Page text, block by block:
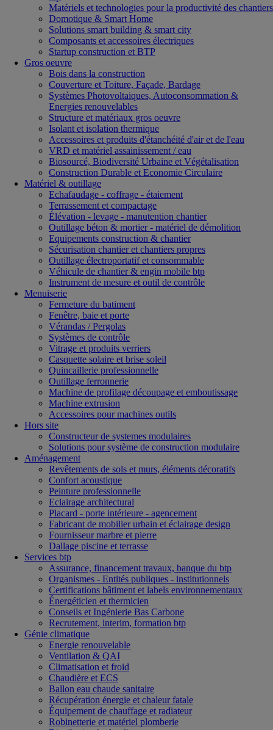
Matériels et technologies pour la productivité des chantiers
Domotique & Smart Home
Solutions smart building & smart city
Composants et accessoires électriques
Startup construction et BTP
Gros oeuvre
Bois dans la construction
Couverture et Toiture, Façade, Bardage
Systèmes Photovoltaiques, Autoconsommation &
Energies renouvelables
Structure et matériaux gros oeuvre
Isolant et isolation thermique
Accessoires et produits d'étanchéité d'air et de l'eau
VRD et matériel assainissement / eau
Biosourcé, Biodiversité Urbaine et Végétalisation
Construction Durable et Economie Circulaire
Matériel & outillage
Echafaudage - coffrage - étaiement
Terrassement et compactage
Élévation - levage - manutention chantier
Outillage béton & mortier - matériel de démolition
Equipements construction & chantier
Sécurisation chantier et chantiers propres
Outillage électroportatif et consommable
Véhicule de chantier & engin mobile btp
Instrument de mesure et outil de contrôle
Menuiserie
Fermeture du batiment
Fenêtre, baie et porte
Vérandas / Pergolas
Systèmes de contrôle
Vitrage et produits verriers
Casquette solaire et brise soleil
Quincaillerie professionnelle
Outillage ferronnerie
Machine de profilage découpage et emboutissage
Machine extrusion
Accessoires pour machines outils
Hors site
Constructeur de systemes modulaires
Solutions pour système de construction modulaire
Aménagement
Revêtements de sols et murs, éléments décoratifs
Confort acoustique
Peinture professionnelle
Eclairage architectural
Placard - porte intérieure - agencement
Fabricant de mobilier urbain et éclairage design
Fournisseur marbre et pierre
Dallage piscine et terrasse
Services btp
Assurance, financement travaux, banque du btp
Organismes - Entités publiques - institutionnels
Certifications bâtiment et labels environnementaux
Énergéticien et thermicien
Conseils et Ingénierie Bas Carbone
Recrutement, interim, formation btp
Génie climatique
Energie renouvelable
Ventilation & QAI
Climatisation et froid
Chaudière et ECS
Ballon eau chaude sanitaire
Récupération énergie et chaleur fatale
Équipement de chauffage et radiateur
Robinetterie et matériel plomberie